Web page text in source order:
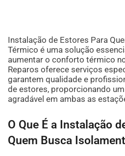
Instalação de Estores Para
Térmico é uma solução
aumentar o conforto térmico
Reparos oferece serviços
garantem qualidade e
de estores, proporcionando
agradável em ambas as
O Que É a Instalação
Quem Busca